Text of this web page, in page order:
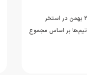
هفته چهارم لیگ شنای دختران ۲۱ بهمن در استخر
تیم‌ها بر اساس مجموع